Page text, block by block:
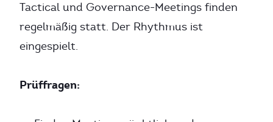
Tactical und Governance-Meetings finden
regelmäßig statt. Der Rhythmus ist
eingespielt.
Prüffragen: